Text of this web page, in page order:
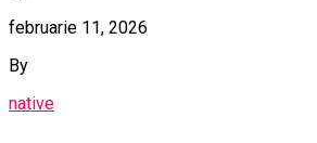
februarie 11, 2026
By
native